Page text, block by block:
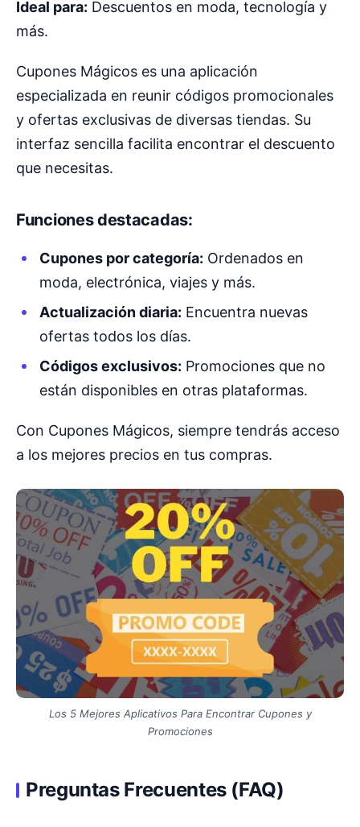
Ideal para: Descuentos en moda, tecnología y
más.
Cupones Mágicos es una aplicación
especializada en reunir códigos promocionales
y ofertas exclusivas de diversas tiendas. Su
interfaz sencilla facilita encontrar el descuento
que necesitas.
Funciones destacadas:
Cupones por categoría: Ordenados en
moda, electrónica, viajes y más.
Actualización diaria: Encuentra nuevas
ofertas todos los días.
Códigos exclusivos: Promociones que no
están disponibles en otras plataformas.
Con Cupones Mágicos, siempre tendrás acceso
a los mejores precios en tus compras.
Los 5 Mejores Aplicativos Para Encontrar Cupones y
Promociones
Preguntas Frecuentes (FAQ)